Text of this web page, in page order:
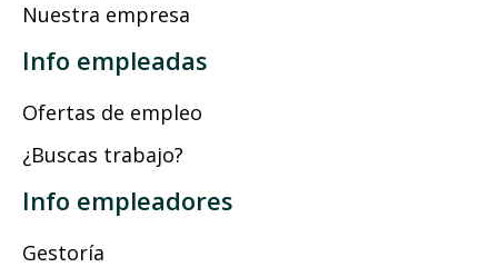
Nuestra empresa
Info empleadas
Ofertas de empleo
¿Buscas trabajo?
Info empleadores
Gestoría